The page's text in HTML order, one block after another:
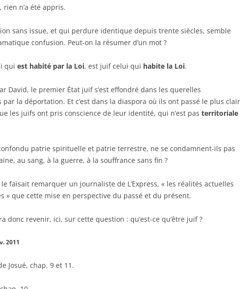
n’a été appris.
issue, et qui perdure identique depuis trente siècles, semble
confusion. Peut-on la résumer d’un mot ?
est habité par la Loi, est juif celui qui habite la Loi.
le premier État juif s’est effondré dans les querelles
la déportation. Et c’est dans la diaspora où ils ont passé le plus clair
les juifs ont pris conscience de leur identité, qui n’est pas territoriale
patrie spirituelle et patrie terrestre, ne se condamnent-ils pas
au sang, à la guerre, à la souffrance sans fin ?
remarquer un journaliste de L’Express, « les réalités actuelles
» que cette mise en perspective du passé et du présent.
ici, sur cette question : qu’est-ce qu’être juif ?
Josué, chap. 9 et 11.